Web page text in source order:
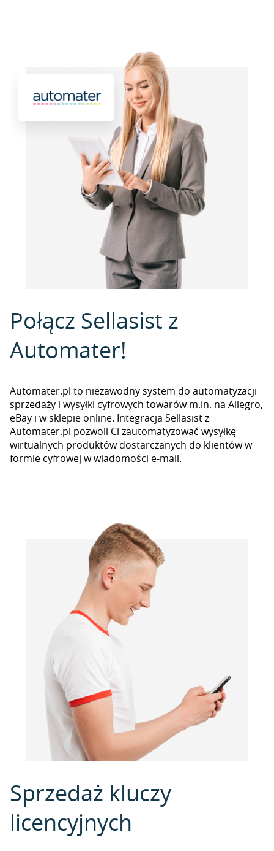
Połącz Sellasist z
Automater!
Automater.pl to niezawodny system do automatyzacji
sprzedaży i wysyłki cyfrowych towarów m.in. na Allegro,
eBay i w sklepie online. Integracja Sellasist z
Automater.pl pozwoli Ci zautomatyzować wysyłkę
wirtualnych produktów dostarczanych do klientów w
formie cyfrowej w wiadomości e-mail.
Sprzedaż kluczy
licencyjnych